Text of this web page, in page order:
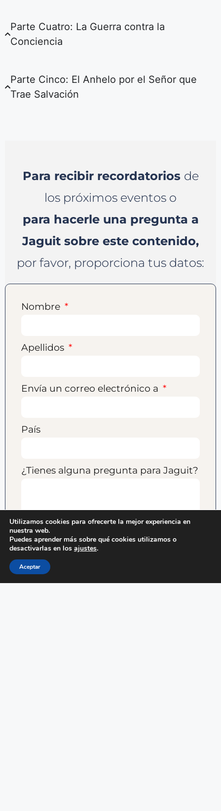
Parte Cuatro: La Guerra contra la
Conciencia
Parte Cinco: El Anhelo por el Señor que
Trae Salvación
Para recibir recordatorios de
los próximos eventos o
para hacerle una pregunta a
Jaguit sobre este contenido,
por favor, proporciona tus datos:
Nombre
Apellidos
Envía un correo electrónico a
País
¿Tienes alguna pregunta para Jaguit?
Podemos utilizar la dirección de correo electrónico que
proporcione como parte de su registro/compra para enviarle, de
vez en cuando, contenido de marketing y ofertas relacionadas con
productos y servicios similares a los que compró o para los que se
registró, de conformidad con la Sección 30A(c) de la Ley de
5742-1982. Puede notificarnos en cualquier momento que no
Utilizamos cookies para ofrecerte la mejor experiencia en
nuestra web.
Puedes aprender más sobre qué cookies utilizamos o
desactivarlas en los ajustes.
Aceptar